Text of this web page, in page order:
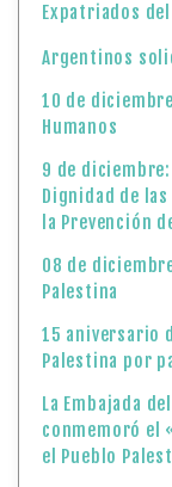
Expatriados
Argentinos
10 de
Humanos
9 de
Dignidad de
la Prevención
08 de
Palestina
15 aniversario
Palestina por
La Embajada
conmemoró el
el Pueblo